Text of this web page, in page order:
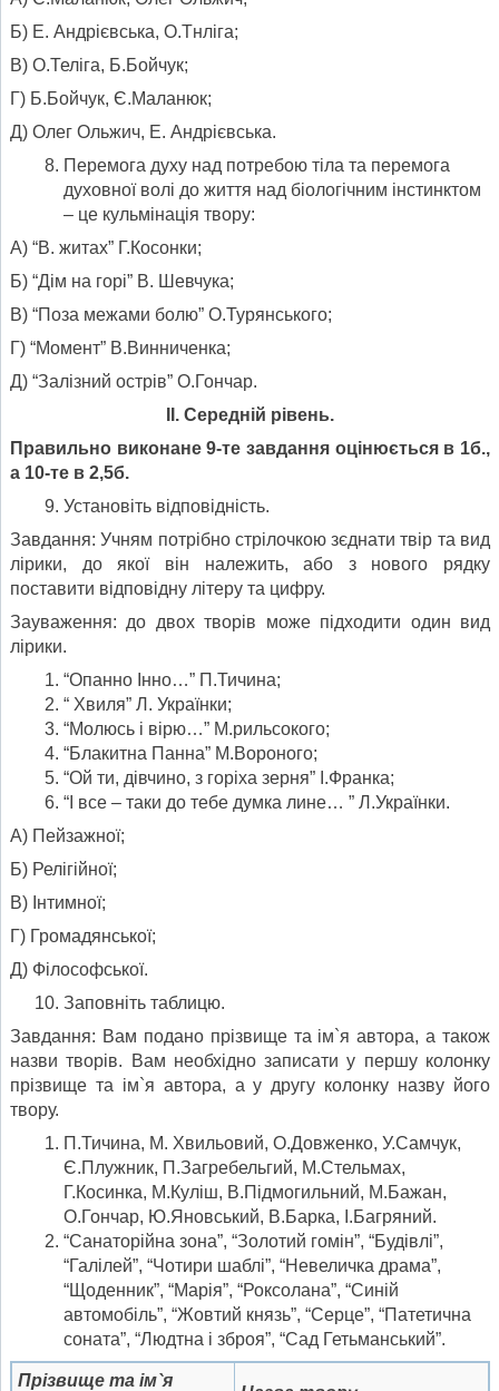
Б) Е. Андрієвська, О.Тнліга;
В) О.Теліга, Б.Бойчук;
Г) Б.Бойчук, Є.Маланюк;
Д) Олег Ольжич, Е. Андрієвська.
Перемога духу над потребою тіла та перемога
духовної волі до життя над біологічним інстинктом
– це кульмінація твору:
А) “В. житах” Г.Косонки;
Б) “Дім на горі” В. Шевчука;
В) “Поза межами болю” О.Турянського;
Г) “Момент” В.Винниченка;
Д) “Залізний острів” О.Гончар.
ІІ. Середній рівень.
Правильно виконане 9-те завдання оцінюється в 1б.,
а 10-те в 2,5б.
Установіть відповідність.
Завдання: Учням потрібно стрілочкою зєднати твір та вид
лірики, до якої він належить, або з нового рядку
поставити відповідну літеру та цифру.
Зауваження: до двох творів може підходити один вид
лірики.
“Опанно Інно…” П.Тичина;
“ Хвиля” Л. Українки;
“Молюсь і вірю…” М.рильсокого;
“Блакитна Панна” М.Вороного;
“Ой ти, дівчино, з горіха зерня” І.Франка;
“І все – таки до тебе думка лине… ” Л.Українки.
А) Пейзажної;
Б) Релігійної;
В) Інтимної;
Г) Громадянської;
Д) Філософської.
Заповніть таблицю.
Завдання: Вам подано прізвище та ім`я автора, а також
назви творів. Вам необхідно записати у першу колонку
прізвище та ім`я автора, а у другу колонку назву його
твору.
П.Тичина, М. Хвильовий, О.Довженко, У.Самчук,
Є.Плужник, П.Загребельгий, М.Стельмах,
Г.Косинка, М.Куліш, В.Підмогильний, М.Бажан,
О.Гончар, Ю.Яновський, В.Барка, І.Багряний.
“Санаторійна зона”, “Золотий гомін”, “Будівлі”,
“Галілей”, “Чотири шаблі”, “Невеличка драма”,
“Щоденник”, “Марія”, “Роксолана”, “Синій
автомобіль”, “Жовтий князь”, “Серце”, “Патетична
соната”, “Людтна і зброя”, “Сад Гетьманський”.
Прізвище та ім`я